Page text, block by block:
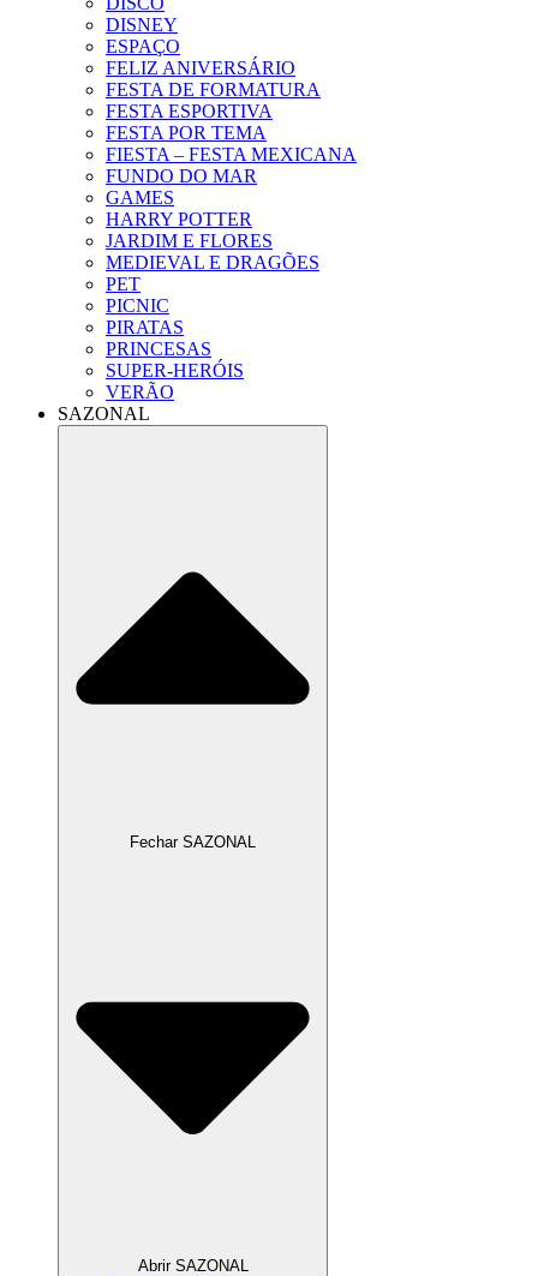
DISNEY
ESPAÇO
FELIZ ANIVERSÁRIO
FESTA DE FORMATURA
FESTA ESPORTIVA
FESTA POR TEMA
FIESTA – FESTA MEXICANA
FUNDO DO MAR
GAMES
HARRY POTTER
JARDIM E FLORES
MEDIEVAL E DRAGÕES
PET
PICNIC
PIRATAS
PRINCESAS
SUPER-HERÓIS
VERÃO
SAZONAL
Fechar SAZONAL
Abrir SAZONAL